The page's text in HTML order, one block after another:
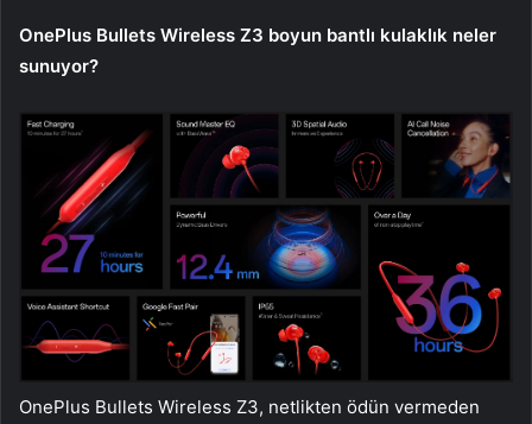
OnePlus Bullets Wireless Z3 boyun bantlı kulaklık neler
sunuyor?
OnePlus Bullets Wireless Z3, netlikten ödün vermeden